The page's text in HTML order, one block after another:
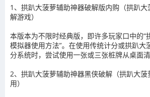
1、拱趴大菠萝辅助神器破解版内购（拱趴
解游戏）
本版本为不限时经典版，即许多玩家口中的“
模拟器使用方法”。在使用传统计分或拱趴大
分系统时，尝试使用一张或三张桩牌从桌面清
2、拱趴大菠萝辅助神器黑侠破解（拱趴大
用）